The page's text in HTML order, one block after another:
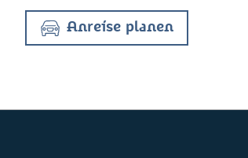
Anreise planen